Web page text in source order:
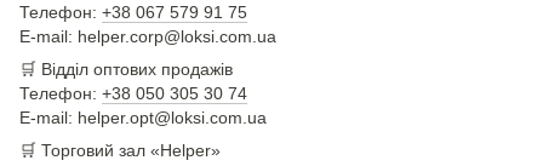
Телефон: +38 067 579 91 75
E-mail: helper.corp@loksi.com.ua
🛒 Відділ оптових продажів
Телефон: +38 050 305 30 74
E-mail: helper.opt@loksi.com.ua
🛒 Торговий зал «Helper»